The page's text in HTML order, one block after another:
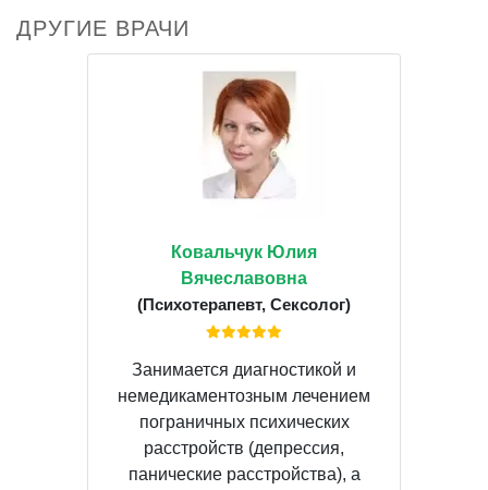
ДРУГИЕ ВРАЧИ
Ковальчук Юлия
Вячеславовна
(Психотерапевт, Сексолог)
Занимается диагностикой и
немедикаментозным лечением
пограничных психических
расстройств (депрессия,
панические расстройства), а